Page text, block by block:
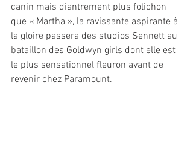
canin mais diantrement plus folichon
que « Martha », la ravissante aspirante à
la gloire passera des studios Sennett au
bataillon des Goldwyn girls dont elle est
le plus sensationnel fleuron avant de
revenir chez Paramount.